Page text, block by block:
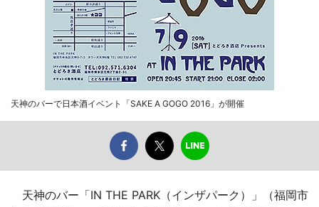
天神のバーで日本酒イベント「SAKE A GOGO 2016」が開催
天神のバー「IN THE PARK（インザパーク）」（福岡市